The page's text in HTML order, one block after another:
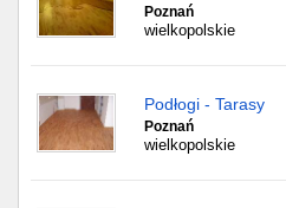
Poznań
wielkopolskie
Podłogi - Tarasy
Poznań
wielkopolskie